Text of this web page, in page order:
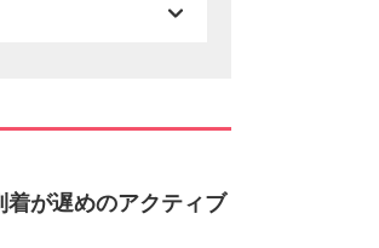
着が遅めのアクティブ